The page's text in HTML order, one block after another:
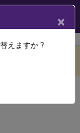
×
えますか ?